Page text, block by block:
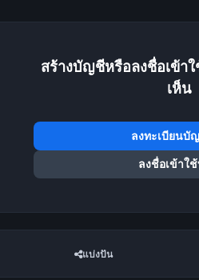
สร้างบัญชีหรือลงชื่อเข้า
เห็น
ลงทะเบียนบั
ลงชื่อเข้าใ
แบ่งปัน